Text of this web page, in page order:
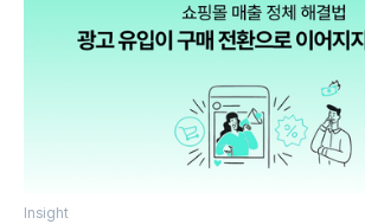
Insight